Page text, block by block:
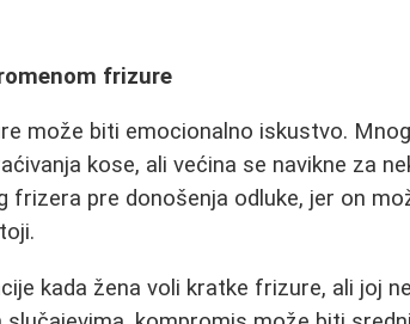
frizure
može biti emocionalno iskustvo.
kose, ali većina se navikne za
frizera pre donošenja odluke, jer on
kada žena voli kratke frizure, ali joj